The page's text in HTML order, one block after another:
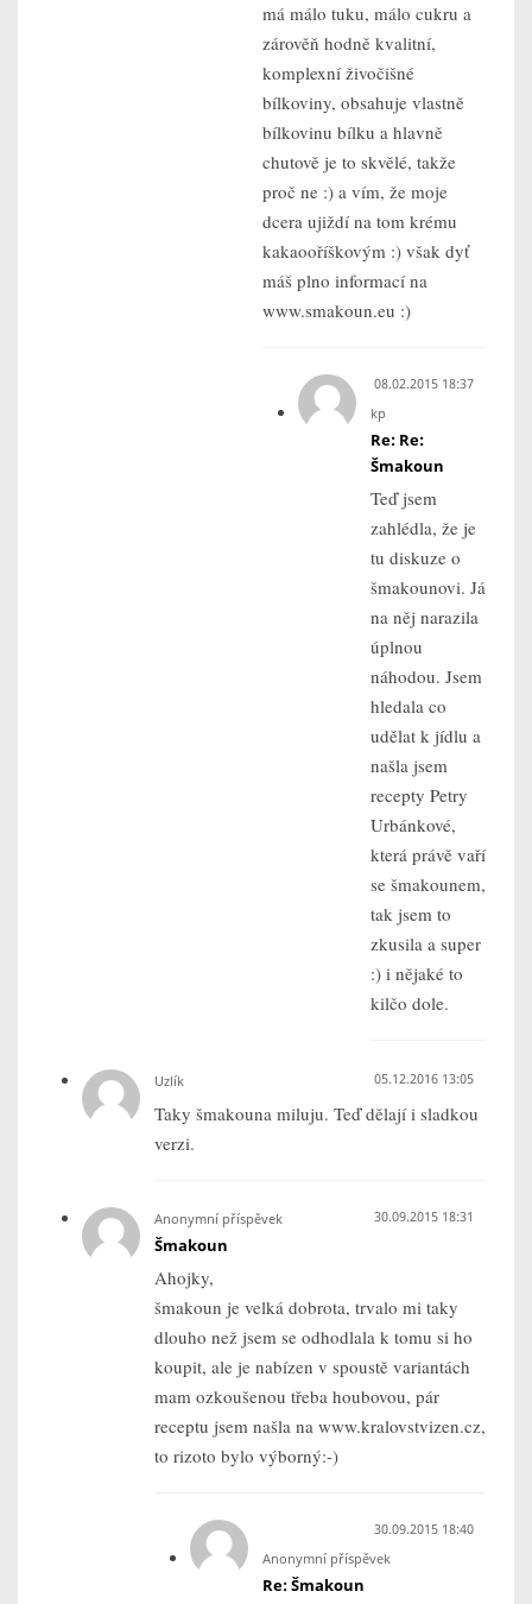
má málo tuku, málo cukru a
zárověň hodně kvalitní,
komplexní živočišné
bílkoviny, obsahuje vlastně
bílkovinu bílku a hlavně
chutově je to skvělé, takže
proč ne :) a vím, že moje
dcera ujiždí na tom krému
kakaooříškovým :) však dyť
máš plno informací na
www.smakoun.eu :)
08.02.2015 18:37
kp
Re: Re:
Šmakoun
Teď jsem
zahlédla, že je
tu diskuze o
šmakounovi. Já
na něj narazila
úplnou
náhodou. Jsem
hledala co
udělat k jídlu a
našla jsem
recepty Petry
Urbánkové,
která právě vaří
se šmakounem,
tak jsem to
zkusila a super
:) i nějaké to
kilčo dole.
05.12.2016 13:05
Uzlík
Taky šmakouna miluju. Teď dělají i sladkou
verzi.
30.09.2015 18:31
Anonymní příspěvek
Šmakoun
Ahojky,
šmakoun je velká dobrota, trvalo mi taky
dlouho než jsem se odhodlala k tomu si ho
koupit, ale je nabízen v spoustě variantách
mam ozkoušenou třeba houbovou, pár
receptu jsem našla na www.kralovstvizen.cz,
to rizoto bylo výborný:-)
30.09.2015 18:40
Anonymní příspěvek
Re: Šmakoun